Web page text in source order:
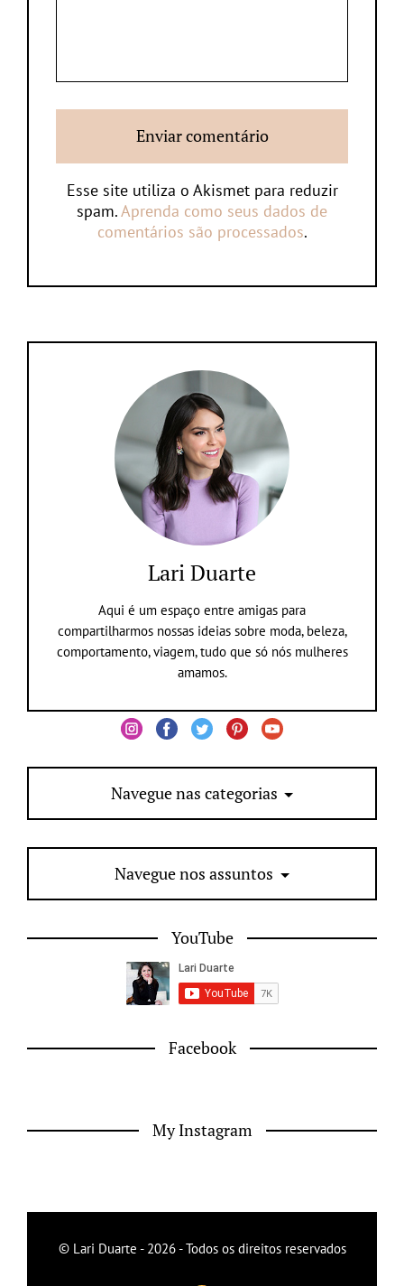
Esse site utiliza o Akismet para reduzir
spam.Aprenda como seus dados de
comentários são processados.
Lari Duarte
Aqui é um espaço entre amigas para
compartilharmos nossas ideias sobre moda, beleza,
comportamento, viagem, tudo que só nós mulheres
amamos.
Navegue nas categorias
Navegue nos assuntos
YouTube
Facebook
My Instagram
© Lari Duarte - 2026 - Todos os direitos reservados